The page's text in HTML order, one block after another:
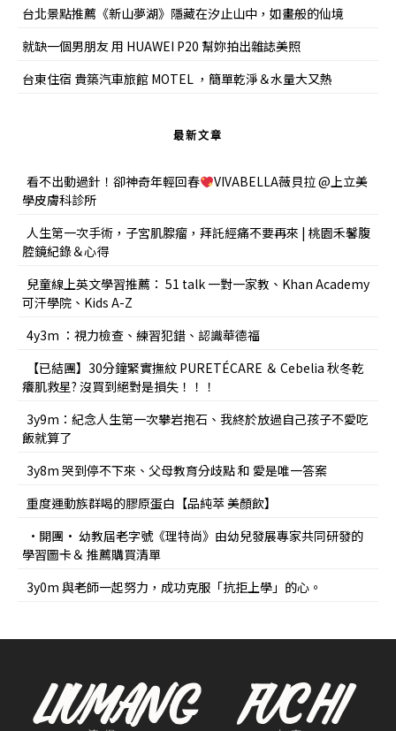
台北景點推薦《新山夢湖》隱藏在汐止山中，如畫般的仙境
就缺一個男朋友 用 HUAWEI P20 幫妳拍出雜誌美照
台東住宿 貴築汽車旅館 MOTEL ，簡單乾淨＆水量大又熱
最新文章
看不出動過針！卻神奇年輕回春
VIVABELLA薇貝拉 @上立美
學皮膚科診所
人生第一次手術，子宮肌腺瘤，拜託經痛不要再來 | 桃園禾馨腹
腔鏡紀錄＆心得
兒童線上英文學習推薦： 51 talk 一對一家教、Khan Academy
可汗學院、Kids A-Z
4y3m ：視力檢查、練習犯錯、認識華德福
【已結團】30分鐘緊實撫紋 PURETÉCARE ＆ Cebelia 秋冬乾
癢肌救星? 沒買到絕對是損失！！！
3y9m：紀念人生第一次攀岩抱石、我終於放過自己孩子不愛吃
飯就算了
3y8m 哭到停不下來、父母教育分歧點 和 愛是唯一答案
重度運動族群喝的膠原蛋白【品純萃 美顏飲】
•開團• 幼教屆老字號《理特尚》由幼兒發展專家共同研發的
學習圖卡＆ 推薦購買清單
3y0m 與老師一起努力，成功克服「抗拒上學」的心。